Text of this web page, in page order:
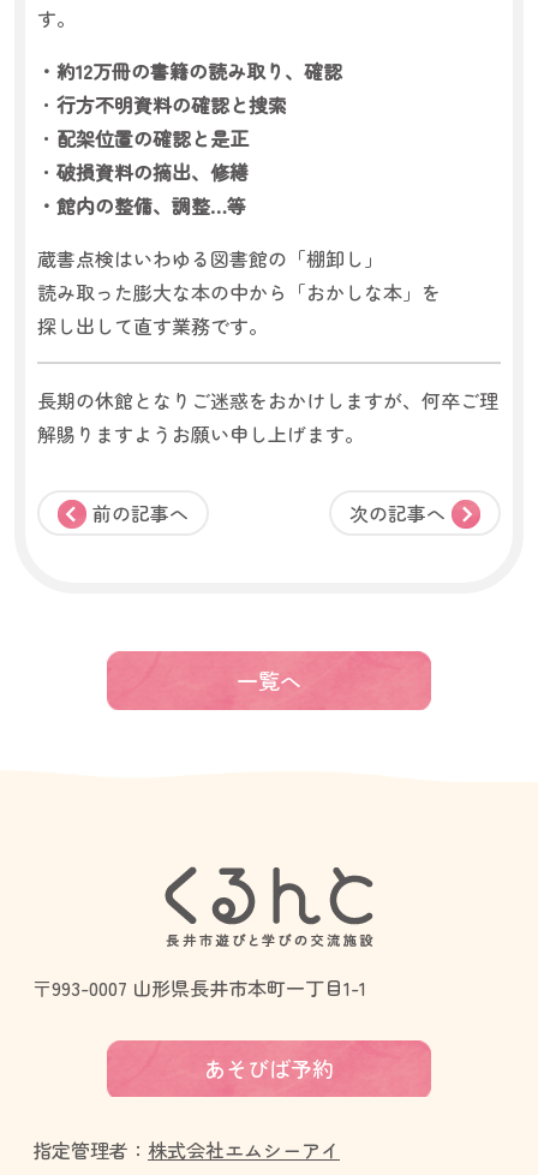
す。
・約12万冊の書籍の読み取り、確認
・ 行方不明資料の確認と捜索
・ 配架位置の確認と是正
・ 破損資料の摘出、修繕
・館内の整備、調整…等
蔵書点検はいわゆる図書館の「棚卸し」
読み取った膨大な本の中から「おかしな本」を
探し出して直す業務です。
長期の休館となりご迷惑をおかけしますが、何卒ご理
解賜りますようお願い申し上げます。
前の記事へ 次の記事へ
一覧へ
〒993-0007 山形県長井市本町一丁目1-1
あそびば予約
指定管理者： 株式会社エムシーアイ